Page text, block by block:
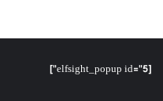
[elfsight_popup id="5"]